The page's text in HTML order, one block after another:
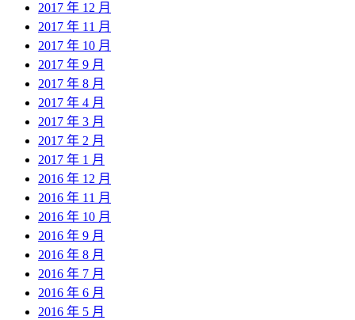
2017 年 12 月
2017 年 11 月
2017 年 10 月
2017 年 9 月
2017 年 8 月
2017 年 4 月
2017 年 3 月
2017 年 2 月
2017 年 1 月
2016 年 12 月
2016 年 11 月
2016 年 10 月
2016 年 9 月
2016 年 8 月
2016 年 7 月
2016 年 6 月
2016 年 5 月